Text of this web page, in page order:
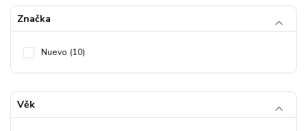
Značka
Nuevo (10)
Věk